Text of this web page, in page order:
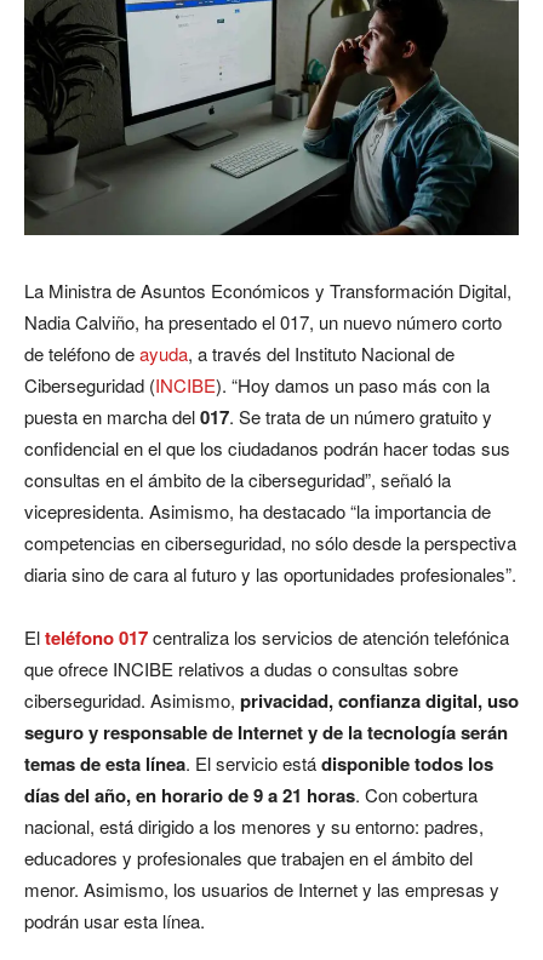
La Ministra de Asuntos Económicos y Transformación Digital,
Nadia Calviño, ha presentado el 017, un nuevo número corto
de teléfono deayuda, a través del Instituto Nacional de
Ciberseguridad (INCIBE). “Hoy damos un paso más con la
puesta en marcha del017. Se trata de un número gratuito y
confidencial en el que los ciudadanos podrán hacer todas sus
consultas en el ámbito de la ciberseguridad”, señaló la
vicepresidenta. Asimismo, ha destacado “la importancia de
competencias en ciberseguridad, no sólo desde la perspectiva
diaria sino de cara al futuro y las oportunidades profesionales”.
Elteléfono 017centraliza los servicios de atención telefónica
que ofrece INCIBE relativos a dudas o consultas sobre
ciberseguridad. Asimismo, privacidad, confianza digital, uso
seguro y responsable de Internet y de la tecnología serán
temas de esta línea. El servicio estádisponible todos los
días del año, en horario de 9 a 21 horas. Con cobertura
nacional, está dirigido a los menores y su entorno: padres,
educadores y profesionales que trabajen en el ámbito del
menor. Asimismo, los usuarios de Internet y las empresas y
podrán usar esta línea.